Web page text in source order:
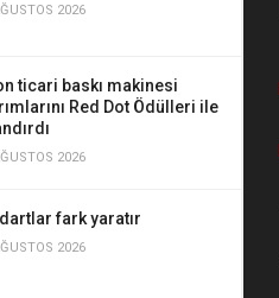
2026
ticari baskı makinesi
Red Dot Ödülleri ile
2026
fark yaratır
2026